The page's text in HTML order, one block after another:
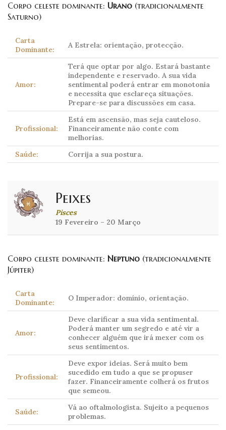
Corpo celeste dominante: Urano (tradicionalmente
Saturno)
Carta
Dominante:
A Estrela: orientação, protecção.
Amor:
Terá que optar por algo. Estará bastante
independente e reservado. A sua vida
sentimental poderá entrar em monotonia
e necessita que esclareça situações.
Prepare-se para discussões em casa.
Profissional:
Está em ascensão, mas seja cauteloso.
Financeiramente não conte com
melhorias.
Saúde:
Corrija a sua postura.
Peixes
Pisces
19 Fevereiro – 20 Março
Corpo celeste dominante: Neptuno (tradicionalmente
Júpiter)
Carta
Dominante:
O Imperador: domínio, orientação.
Amor:
Deve clarificar a sua vida sentimental.
Poderá manter um segredo e até vir a
conhecer alguém que irá mexer com os
seus sentimentos.
Profissional:
Deve expor ideias. Será muito bem
sucedido em tudo a que se propuser
fazer. Financeiramente colherá os frutos
que semeou.
Saúde:
Vá ao oftalmologista. Sujeito a pequenos
problemas.